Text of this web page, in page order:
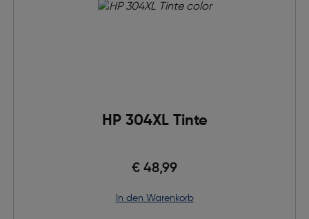
HP 304XL Tinte
€ 48,99
in den Warenkorb